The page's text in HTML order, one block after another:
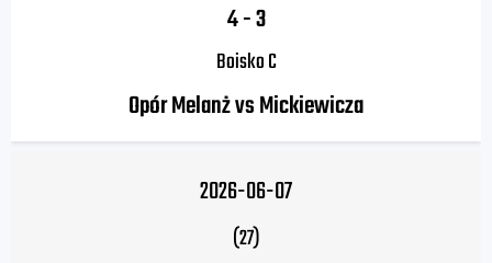
4-3
Boisko C
Opór Melanż vs Mickiewicza
2026-06-07
(27)